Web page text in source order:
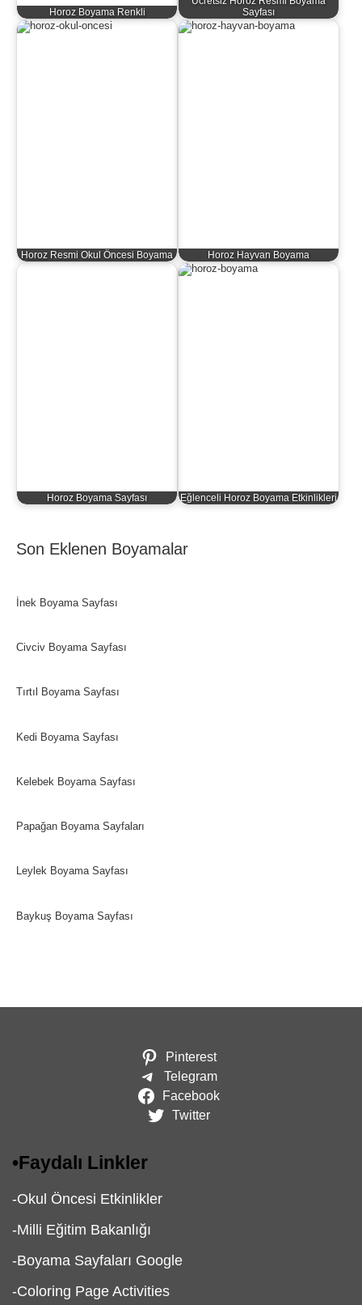
Horoz Boyama Renkli
Sayfası
Horoz Resmi Okul Öncesi Boyama Horoz Hayvan Boyama
Horoz Boyama Sayfası Eğlenceli Horoz Boyama Etkinlikleri
Son Eklenen Boyamalar
İnek Boyama Sayfası
Civciv Boyama Sayfası
Tırtıl Boyama Sayfası
Kedi Boyama Sayfası
Kelebek Boyama Sayfası
Papağan Boyama Sayfaları
Leylek Boyama Sayfası
Baykuş Boyama Sayfası
Pinterest
Telegram
Facebook
Twitter
•Faydalı Linkler
-Okul Öncesi Etkinlikler
-Milli Eğitim Bakanlığı
-Boyama Sayfaları Google
-Coloring Page Activities